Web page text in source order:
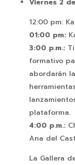
Viernes 2
12:00 pm:
01:00 pm:
3:00 p.m.:
formativo
abordarán
plataforma.
4:00 p.m.:
Ana del
La Gallera